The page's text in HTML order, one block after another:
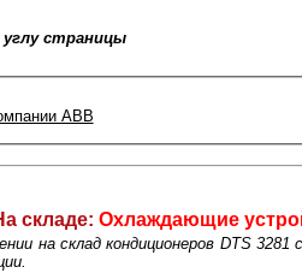
страницы
ABB
складе: Охлаждающие
на склад кондиционеров DTS